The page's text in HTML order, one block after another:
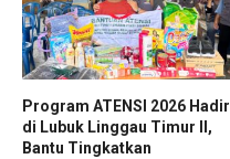
Program ATENSI 2026 Hadir
di Lubuk Linggau Timur II,
Bantu Tingkatkan